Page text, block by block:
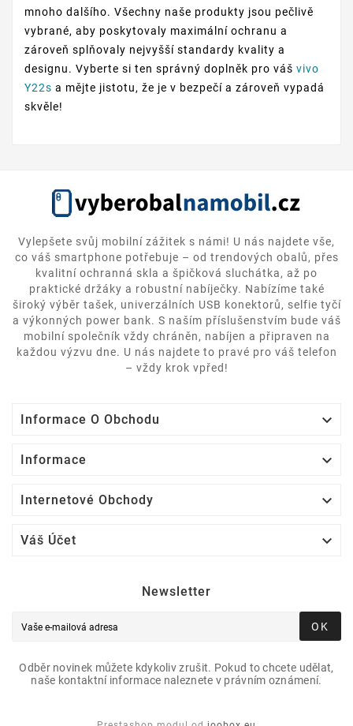
mnoho dalšího. Všechny naše produkty jsou pečlivě
vybrané, aby poskytovaly maximální ochranu a
zároveň splňovaly nejvyšší standardy kvality a
designu. Vyberte si ten správný doplněk pro váš vivo
Y22s a mějte jistotu, že je v bezpečí a zároveň vypadá
skvěle!
Vylepšete svůj mobilní zážitek s námi! U nás najdete vše,
co váš smartphone potřebuje – od trendových obalů, přes
kvalitní ochranná skla a špičková sluchátka, až po
praktické držáky a robustní nabíječky. Nabízíme také
široký výběr tašek, univerzálních USB konektorů, selfie tyčí
a výkonných power bank. S naším příslušenstvím bude váš
mobilní společník vždy chráněn, nabíjen a připraven na
každou výzvu dne. U nás najdete to pravé pro váš telefon
– vždy krok vpřed!
Informace O Obchodu 
Informace 
Internetové Obchody 
Váš Účet 
Newsletter
OK
Odběr novinek můžete kdykoliv zrušit. Pokud to chcete udělat,
naše kontaktní informace naleznete v právním oznámení.